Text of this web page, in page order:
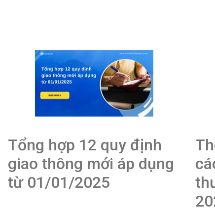
Tổng hợp 12 quy định
giao thông mới áp dụng
từ 01/01/2025